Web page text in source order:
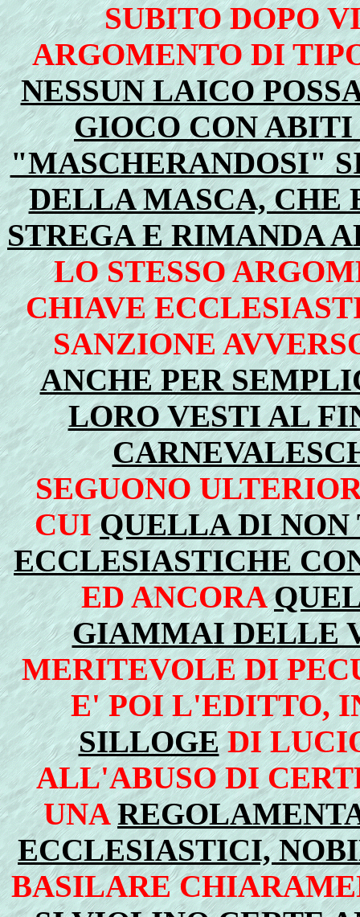
SUBITO DOPO
ARGOMENTO DI
NESSUN LAICO
GIOCO CON
"MASCHERANDOSI"
DELLA MASCA, CHE
STREGA E RIMANDA
LO STESSO
CHIAVE
SANZIONE
ANCHE PER
LORO VESTI AL
SEGUONO
CUIQUELLA DI
ECCLESIASTICHE
ED ANCORA
GIAMMAI DELLE
MERITEVOLE DI
E' POI L'EDITTO,
SILLOGEDI
ALL'ABUSO DI
UNA
ECCLESIASTICI,
BASILARE